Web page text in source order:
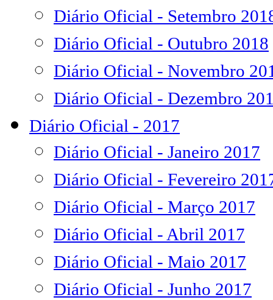
Diário Oficial - Setembro
Diário Oficial - Outubro 2018
Diário Oficial - Novembro
Diário Oficial - Dezembro
Diário Oficial - 2017
Diário Oficial - Janeiro 2017
Diário Oficial - Fevereiro
Diário Oficial - Março 2017
Diário Oficial - Abril 2017
Diário Oficial - Maio 2017
Diário Oficial - Junho 2017